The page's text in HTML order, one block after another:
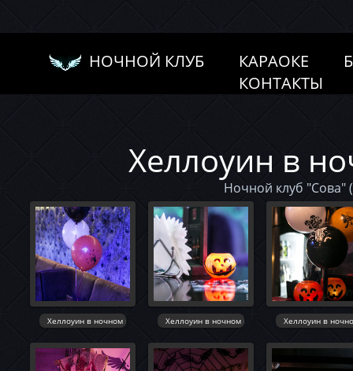
НОЧНОЙ КЛУБ КАРАОКЕ
КОНТАКТЫ
Хеллоуин в
Ночной клуб "Сова"